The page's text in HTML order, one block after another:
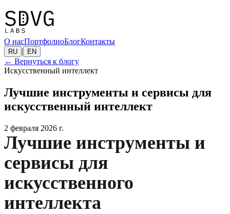
О насПортфолиоБлогКонтакты
RU | EN
← Вернуться к блогу
Искусственный интеллект
Лучшие инструменты и сервисы для
искусственный интеллект
2 февраля 2026 г.
Лучшие инструменты и
сервисы для
искусственного
интеллекта